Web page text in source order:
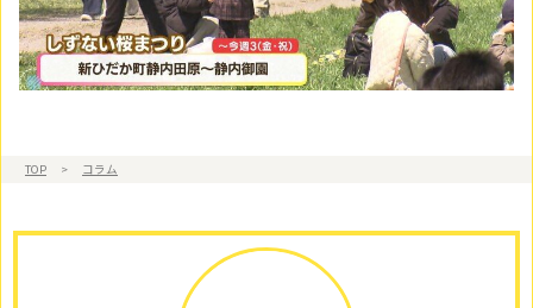
TOP > コラム